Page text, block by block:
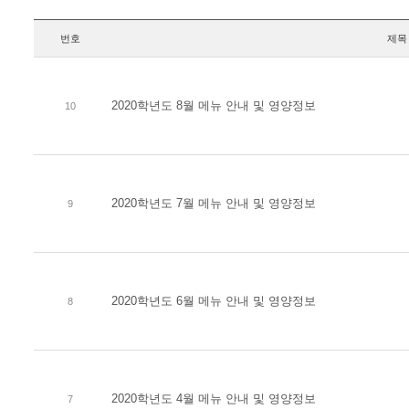
번호 제목
10 2020학년도 8월 메뉴 안내 및 영양정보
9 2020학년도 7월 메뉴 안내 및 영양정보
8 2020학년도 6월 메뉴 안내 및 영양정보
7 2020학년도 4월 메뉴 안내 및 영양정보